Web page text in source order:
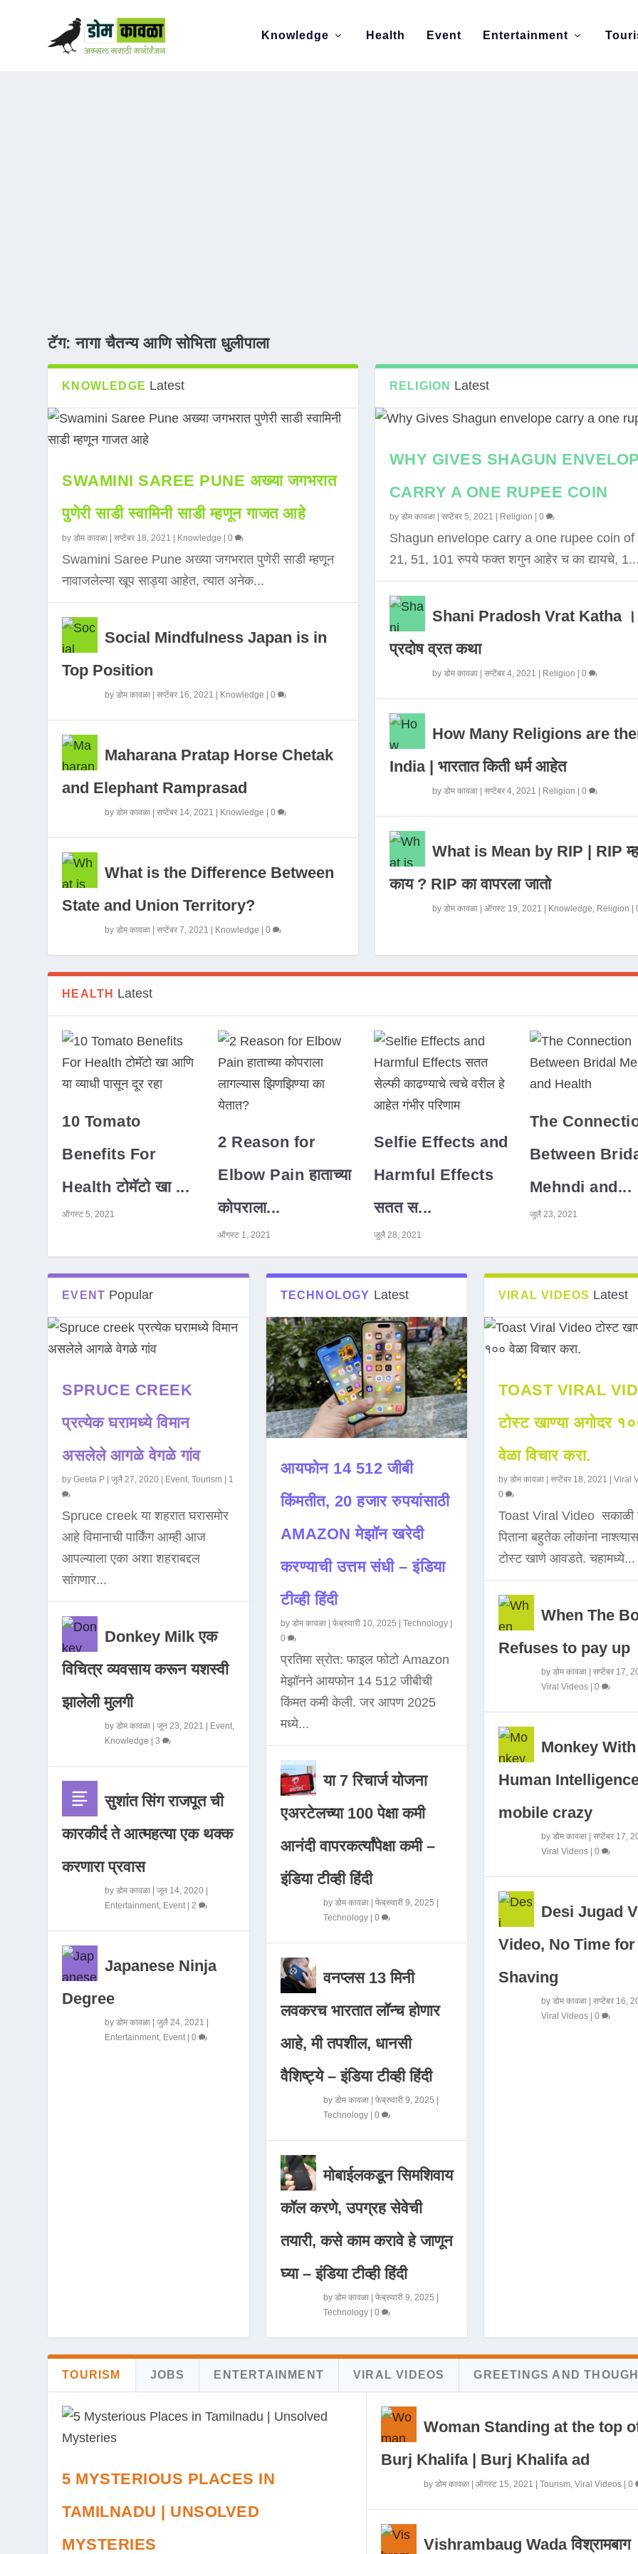
Knowledge Health Event Entertainment
टॅग:नागा चैतन्य आणि सोभिता धुलीपाला
KNOWLEDGE Latest
SWAMINI SAREE PUNE अख्या जगभरात
पुणेरी साडी स्वामिनी साडी म्हणून गाजत आहे
byडोम कावळा |सप्टेंबर 18, 2021 Knowledge |0
Swamini Saree Pune अख्या जगभरात पुणेरी साडी म्हणून
नावाजलेल्या खूप साड्या आहेत, त्यात अनेक...
Social Mindfulness Japan is in
Top Position
byडोम कावळा |सप्टेंबर 16, 2021 Knowledge |0
Maharana Pratap Horse Chetak
and Elephant Ramprasad
byडोम कावळा |सप्टेंबर 14, 2021 Knowledge |0
What is the Difference Between
State and Union Territory?
byडोम कावळा |सप्टेंबर 7, 2021 Knowledge |0
RELIGION Latest
WHY GIVES SHAGUN
CARRY A ONE RUPEE COIN
by डोम कावळा| सप्टेंबर 5, 2021 Religion 0
Shagun envelope carry a one rupee coin of
21, 51, 101 रुपये फक्त शगुन आहेर च का द्यायचे, 1...
Shani Pradosh Vrat Katha ।
प्रदोष व्रत कथा
by डोम कावळा| सप्टेंबर 4, 2021 Religion 0
How Many Religions are
India | भारतात किती धर्म आहेत
by डोम कावळा| सप्टेंबर 4, 2021 Religion 0
What is Mean by RIP | RIP
काय ? RIP का वापरला जातो
by डोम कावळा| ऑगस्ट 19, 2021 Knowledge, Religion
HEALTH Latest
10 Tomato
Benefits For
Health टोमॅटो खा ...
ऑगस्ट 5, 2021
2 Reason for
Elbow Pain हाताच्या
कोपराला...
ऑगस्ट 1, 2021
Selfie Effects and
Harmful Effects
सतत स...
जुलै 28, 2021
The
Between
Mehndi and...
जुलै 23, 2021
EVENT Popular
SPRUCE CREEK
प्रत्येक घरामध्ये विमान
असलेले आगळे वेगळे गांव
byGeeta P |जुलै 27, 2020 Event,Tourism 1
Spruce creek या शहरात घरासमोर
आहे विमानाची पार्किंग आम्ही आज
आपल्याला एका अशा शहराबद्दल
सांगणार...
Donkey Milk एक
विचित्र व्यवसाय करून यशस्वी
झालेली मुलगी
byडोम कावळा |जून 23, 2021 Event,
Knowledge |3
सुशांत सिंग राजपूत ची
कारकीर्द ते आत्महत्या एक थक्क
करणारा प्रवास
byडोम कावळा |जून 14, 2020
Entertainment, Event|2
Japanese Ninja
Degree
byडोम कावळा |जुलै 24, 2021
Entertainment, Event|0
TECHNOLOGY Latest
आयफोन 14 512 जीबी
किंमतीत, 20 हजार रुपयांसाठी
AMAZON मेझॉन खरेदी
करण्याची उत्तम संधी – इंडिया
टीव्ही हिंदी
by डोम कावळा| फेब्रुवारी 10, 2025 | Technology|
0
प्रतिमा स्रोत: फाइल फोटो Amazon
मेझॉनने आयफोन 14 512 जीबीची
किंमत कमी केली. जर आपण 2025
मध्ये...
या 7 रिचार्ज योजना
एअरटेलच्या 100 पेक्षा कमी
आनंदी वापरकर्त्यांपेक्षा कमी –
इंडिया टीव्ही हिंदी
by डोम कावळा| फेब्रुवारी 9, 2025 |
Technology| 0
वनप्लस 13 मिनी
लवकरच भारतात लॉन्च होणार
आहे, मी तपशील, धानसी
वैशिष्ट्ये – इंडिया टीव्ही हिंदी
by डोम कावळा| फेब्रुवारी 9, 2025 |
Technology| 0
मोबाईलकडून सिमशिवाय
कॉल करणे, उपग्रह सेवेची
तयारी, कसे काम करावे हे जाणून
घ्या – इंडिया टीव्ही हिंदी
by डोम कावळा| फेब्रुवारी 9, 2025 |
Technology| 0
VIRAL VIDEOS Latest
TOAST VIRAL
टोस्ट खाण्या अगोदर
वेळा विचार करा.
by डोम कावळा| सप्टेंबर 18, 2021 Viral
0
Toast Viral Video सकाळी
पिताना बहुतेक लोकांना
टोस्ट खाणे आवडते. चहामध्ये...
When The
Refuses to pay up
by डोम कावळा| सप्टेंबर 17,
Viral Videos| 0
Monkey With
Human
mobile crazy
by डोम कावळा| सप्टेंबर 17,
Viral Videos| 0
Desi Jugad
Video, No Time for
Shaving
by डोम कावळा| सप्टेंबर 16,
Viral Videos| 0
TOURISM JOBS ENTERTAINMENT VIRAL VIDEOS GREETINGS AND
5 MYSTERIOUS PLACES IN
TAMILNADU | UNSOLVED
MYSTERIES
Woman Standing at the top
Burj Khalifa | Burj Khalifa ad
by डोम कावळा| ऑगस्ट 15, 2021 | Tourism, Viral Videos| 0
Vishrambaug Wada विश्रामबाग